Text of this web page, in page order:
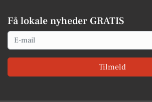
Få lokale nyheder GRATIS
Email
Tilmeld